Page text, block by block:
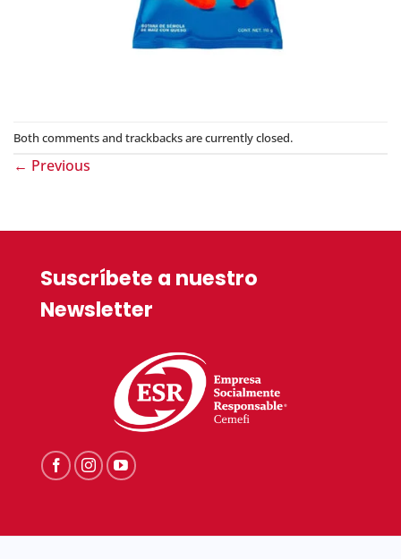
Both comments and trackbacks are currently closed.
← Previous
Suscríbete a nuestro
Newsletter